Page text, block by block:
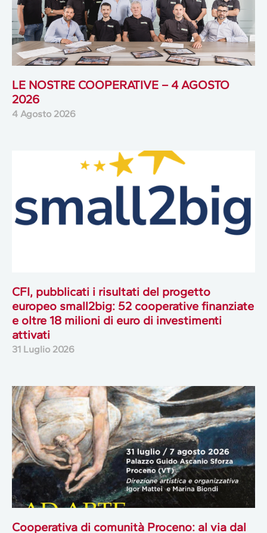
LE NOSTRE COOPERATIVE – 4 AGOSTO
2026
4 Agosto 2026
CFI, pubblicati i risultati del progetto
europeo small2big: 52 cooperative finanziate
e oltre 18 milioni di euro di investimenti
attivati
31 Luglio 2026
Cooperativa di comunità Proceno: al via dal